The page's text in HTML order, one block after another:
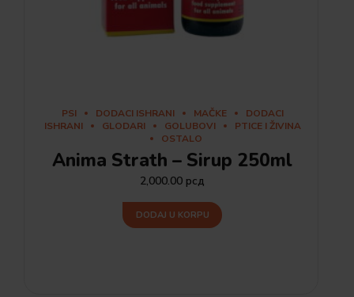
PSI DODACI ISHRANI MAČKE
DODACI
ISHRANI
GLODARI GOLUBOVI
PTICE I ŽIVINA
OSTALO
Anima Strath – Sirup 250ml
2,000.00 рсд
DODAJ U KORPU